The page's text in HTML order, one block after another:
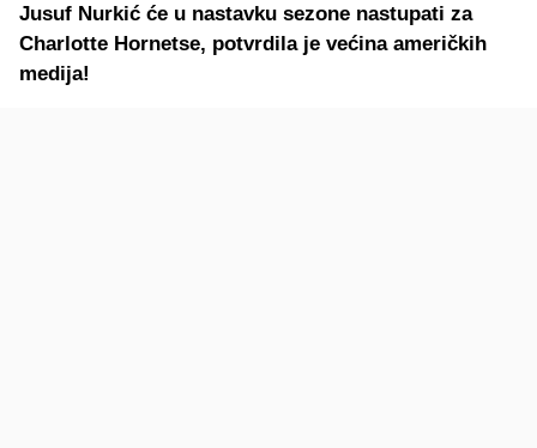
Jusuf Nurkić će u nastavku sezone nastupati za
Charlotte Hornetse, potvrdila je većina američkih
medija!